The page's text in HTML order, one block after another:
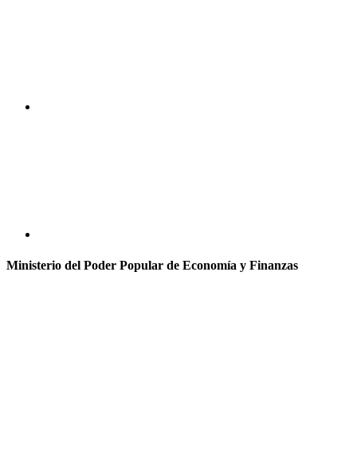
Ministerio del Poder Popular de Economía y Finanzas